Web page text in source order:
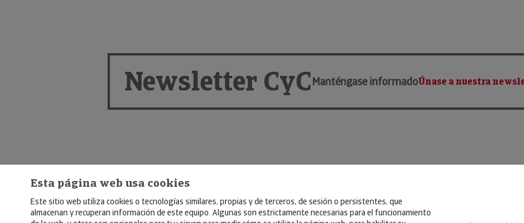
Newsletter CyCManténgase informadoÚnase a nuestra
Esta página web usa cookies
Este sitio web utiliza cookies o tecnologías similares, propias y de terceros, de sesión o persistentes, que
almacenan y recuperan información de este equipo. Algunas son estrictamente necesarias para el funcionamiento